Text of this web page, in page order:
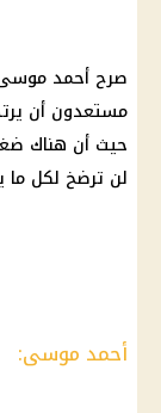
مستعدون أن
حيث أن هناك
لن ترضخ لكل ما
أحمد موسى: